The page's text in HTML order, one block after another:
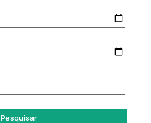
Pesquisar